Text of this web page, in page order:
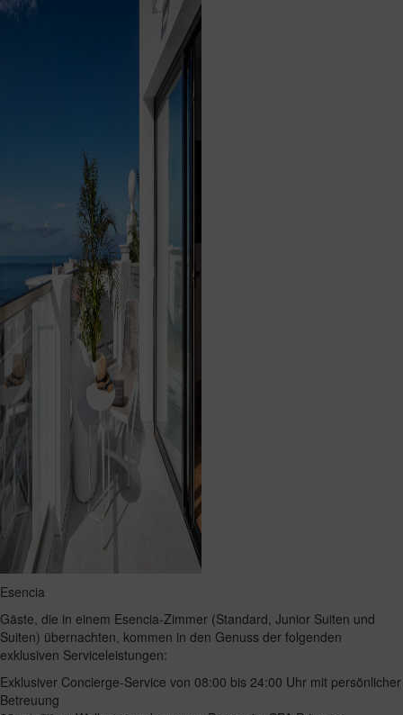
Esencia
Gäste, die in einem Esencia-Zimmer (Standard, Junior Suiten und
Suiten) übernachten, kommen in den Genuss der folgenden
exklusiven Serviceleistungen:
Exklusiver Concierge-Service von 08:00 bis 24:00 Uhr mit persönlicher
Betreuung